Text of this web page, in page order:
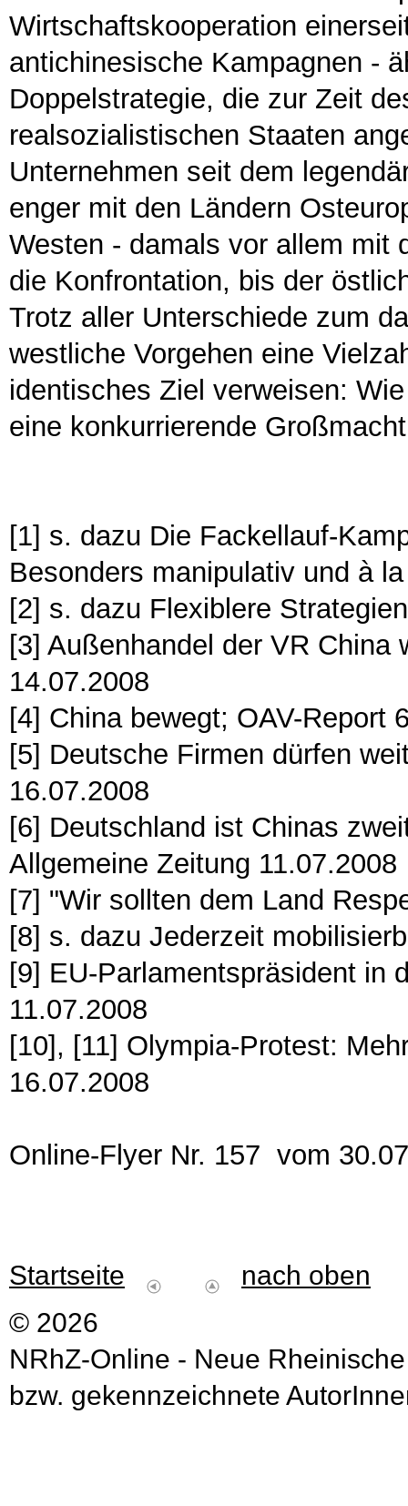
Wirtschaftskooperation
antichinesische Kampagnen -
Doppelstrategie, die zur Zeit
realsozialistischen Staaten
Unternehmen seit dem
enger mit den Ländern
Westen - damals vor allem mit
die Konfrontation, bis der
Trotz aller Unterschiede zum
westliche Vorgehen eine
identisches Ziel verweisen:
eine konkurrierende
[1] s. dazu Die Fackellauf-
Besonders manipulativ und à
[2] s. dazu Flexiblere
[3] Außenhandel der VR China
14.07.2008
[4] China bewegt; OAV-Report
[5] Deutsche Firmen dürfen
16.07.2008
[6] Deutschland ist Chinas
Allgemeine Zeitung 11.07.2008
[7] "Wir sollten dem Land
[8] s. dazu Jederzeit
[9] EU-Parlamentspräsident in
11.07.2008
[10], [11] Olympia-Protest:
16.07.2008
Online-Flyer Nr. 157 vom
Startseite
nach oben
© 2026
NRhZ-Online - Neue
bzw. gekennzeichnete